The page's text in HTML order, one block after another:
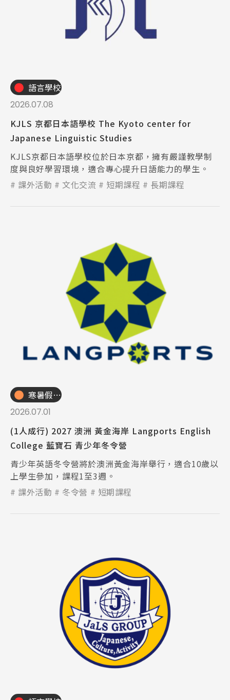
語言學校
2026.07.08
KJLS 京都日本語學校 The Kyoto center for
Japanese Linguistic Studies
KJLS京都日本語學校位於日本京都，擁有嚴謹教學制
度與良好學習環境，適合專心提升日語能力的學生。
課外活動
文化交流 短期課程 長期課程
寒暑假遊學團
2026.07.01
(1人成行) 2027 澳洲 黃金海岸 Langports English
College 藍寶石 青少年冬令營
青少年英語冬令營將於澳洲黃金海岸舉行，適合10歲以
上學生參加，課程1至3週。
課外活動
冬令營 短期課程